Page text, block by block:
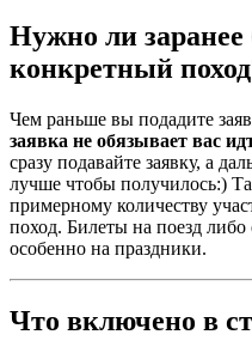
Нужно ли заранее
конкретный
Чем раньше вы подадите
заявка не обязывает вас
сразу подавайте заявку, а
лучше чтобы получилось:)
примерному количеству
поход. Билеты на поезд либо
особенно на праздники.
Что включено в